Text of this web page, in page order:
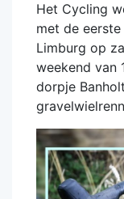
Het Cycling
met de
Limburg op
weekend van
dorpje